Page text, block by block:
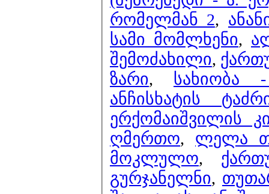
რომელმან 2,
სამი მომლხენი,
შემოძახილი,
ზარი, სახიობა
ანჩისხატის
ერქომაიშვილის
ღმერთო, ლელა
მოკლულო,
გურჯანელნი,